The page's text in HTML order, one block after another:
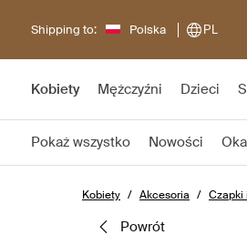
Shipping to: Polska PL
Kobiety Mężczyźni Dzieci
Pokaż wszystko Nowości
Kobiety Akcesoria Czapki
powrót